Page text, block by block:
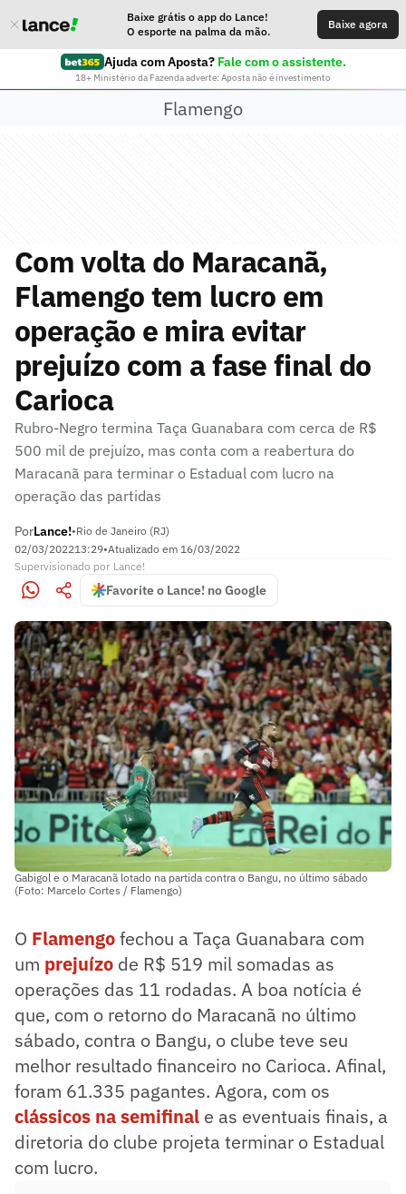
Baixe grátis o app do Lance!
O esporte na palma da mão.
Baixe agora
Ajuda com Aposta? Fale com o assistente.
18+ Ministério da Fazenda adverte: Aposta não é investimento
Flamengo
Com volta do Maracanã,
Flamengo tem lucro em
operação e mira evitar
prejuízo com a fase final do
Carioca
Rubro-Negro termina Taça Guanabara com cerca de R$
500 mil de prejuízo, mas conta com a reabertura do
Maracanã para terminar o Estadual com lucro na
operação das partidas
PorLance!•Rio de Janeiro (RJ)
02/03/202213:29•Atualizado em 16/03/2022
Supervisionado por Lance!
Favorite o Lance! no Google
Gabigol e o Maracanã lotado na partida contra o Bangu, no último sábado
(Foto: Marcelo Cortes / Flamengo)
O Flamengofechou a Taça Guanabara com
um prejuízo de R$ 519 mil somadas as
operações das 11 rodadas. A boa notícia é
que, com o retorno do Maracanã no último
sábado, contra o Bangu, o clube teve seu
melhor resultado financeiro no Carioca. Afinal,
foram 61.335 pagantes. Agora, com os
clássicos na semifinal e as eventuais finais, a
diretoria do clube projeta terminar o Estadual
com lucro.